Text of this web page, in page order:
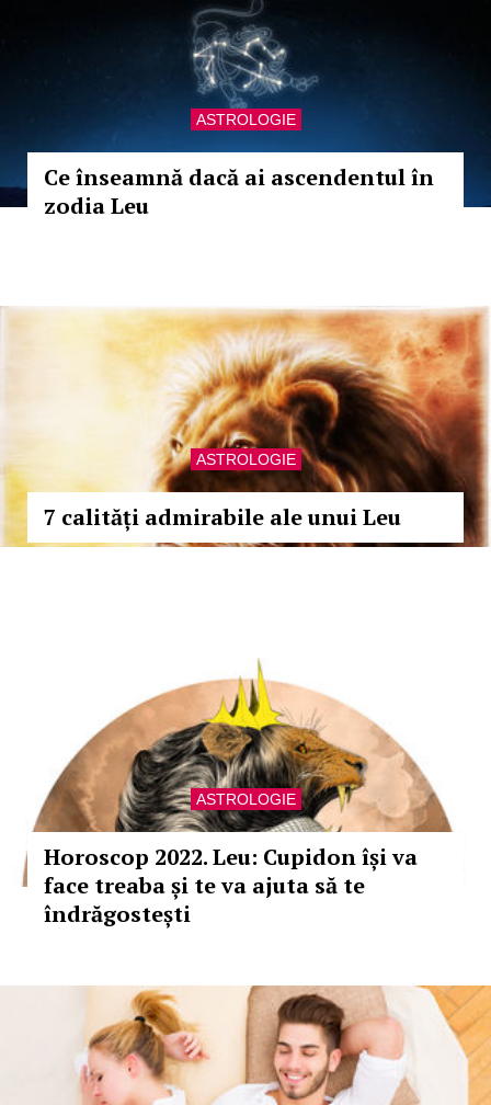
ASTROLOGIE
Ce înseamnă dacă ai ascendentul în
zodia Leu
ASTROLOGIE
7 calități admirabile ale unui Leu
ASTROLOGIE
Horoscop 2022. Leu: Cupidon își va
face treaba și te va ajuta să te
îndrăgostești